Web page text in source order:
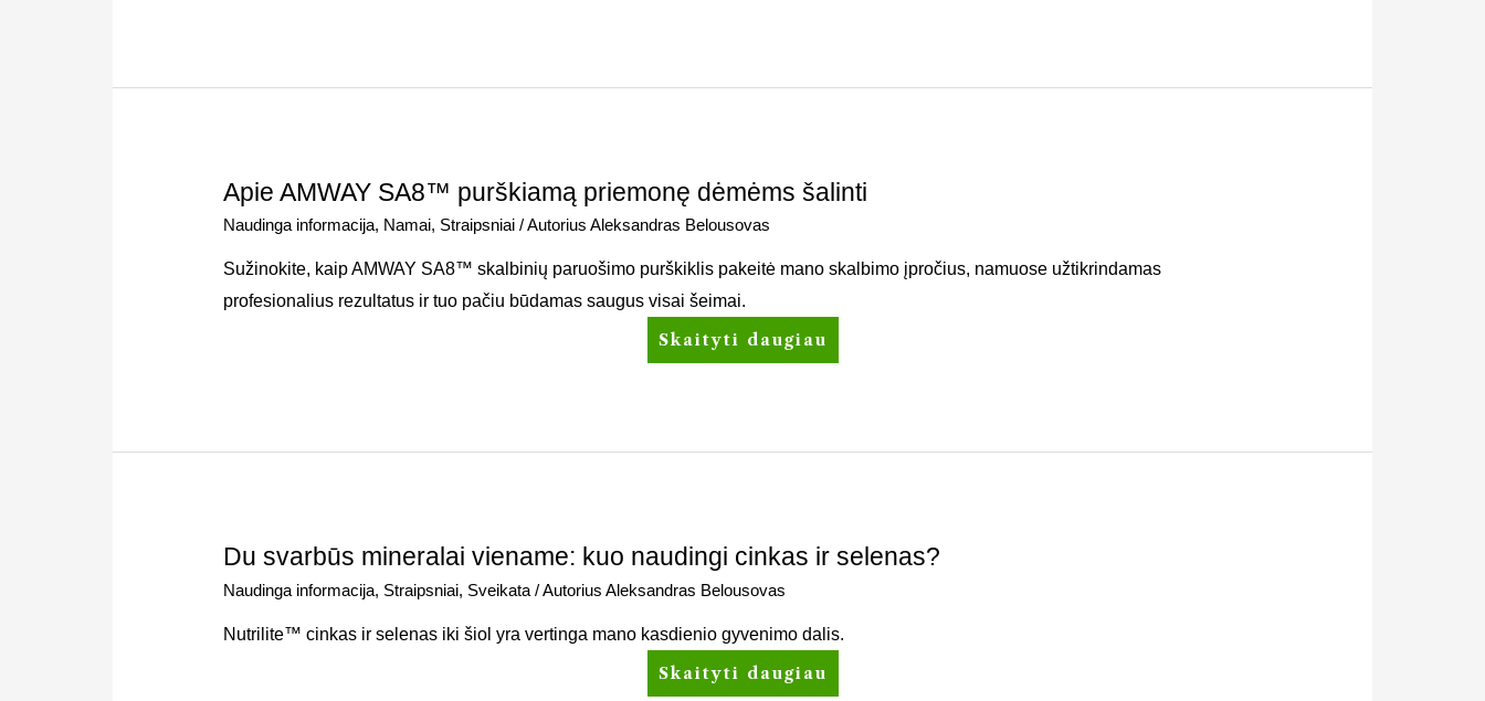
Apie AMWAY SA8™ purškiamą priemonę dėmėms šalinti
Naudinga informacija, Namai, Straipsniai / Autorius Aleksandras Belousovas
Sužinokite, kaip AMWAY SA8™ skalbinių paruošimo purškiklis pakeitė mano skalbimo įpročius, namuose užtikrindamas
profesionalius rezultatus ir tuo pačiu būdamas saugus visai šeimai.
Skaityti daugiau
Du svarbūs mineralai viename: kuo naudingi cinkas ir selenas?
Naudinga informacija, Straipsniai, Sveikata / Autorius Aleksandras Belousovas
Nutrilite™ cinkas ir selenas iki šiol yra vertinga mano kasdienio gyvenimo dalis.
Skaityti daugiau